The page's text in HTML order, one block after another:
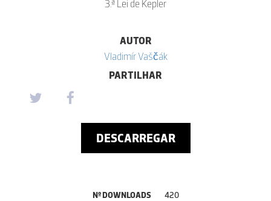
3.ª Lei de Kepler
AUTOR
Vladimír Vaščák
PARTILHAR
DESCARREGAR
Nº DOWNLOADS 420